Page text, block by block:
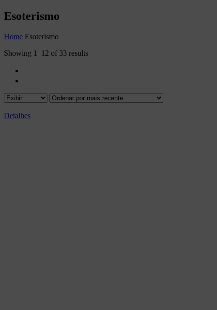
Esoterismo
Home Esoterismo
Showing 1–12 of 33 results
Detalhes